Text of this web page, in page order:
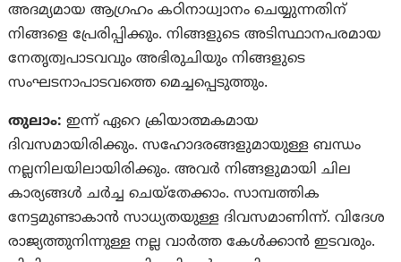
അദമ്യമായ ആഗ്രഹം കഠിനാധ്വാനം ചെയ്യുന്നതിന്
നിങ്ങളെ പ്രേരിപ്പിക്കും. നിങ്ങളുടെ അടിസ്ഥാനപരമായ
നേതൃത്വപാടവവും അഭിരുചിയും നിങ്ങളുടെ
സംഘടനാപാടവത്തെ മെച്ചപ്പെടുത്തും.
തുലാം: ഇന്ന് ഏറെ ക്രിയാത്മകമായ
ദിവസമായിരിക്കും‍. സഹോദരങ്ങളുമായുള്ള ബന്ധം
നല്ലനിലയിലായിരിക്കും. അവര്‍ നിങ്ങളുമായി ചില
കാര്യങ്ങൾ ചർച്ച ചെയ്തേക്കാം. സാമ്പത്തിക
നേട്ടമുണ്ടാകാൻ സാധ്യതയുള്ള ദിവസമാണിന്ന്. വിദേശ
രാജ്യത്തുനിന്നുള്ള നല്ല വാര്‍ത്ത കേൾക്കാൻ ഇടവരും.